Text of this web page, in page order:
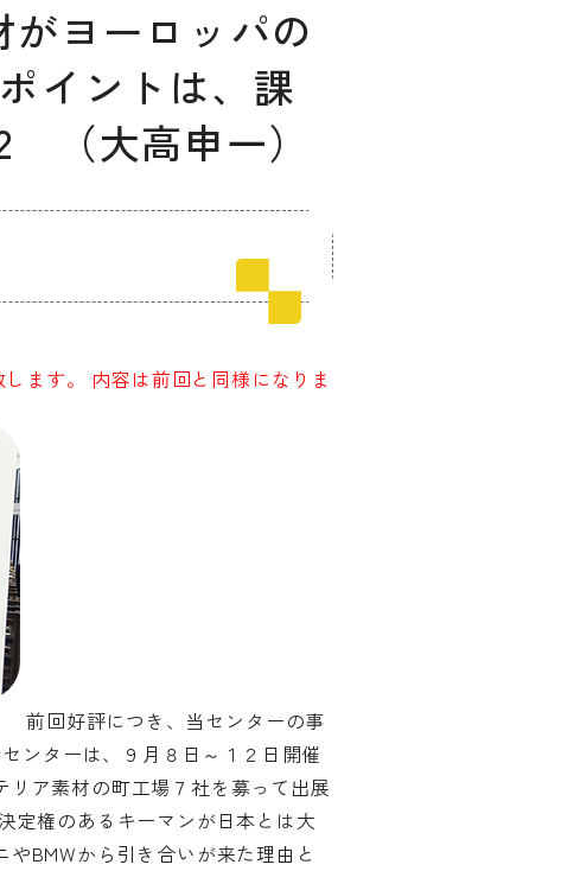
ィングのご相談
サービス
ヨーロッパの
イントは、課
（大高申一）
ます。 内容は前回と同様になりま
前回好評につき、当センターの事
ンターは、９月８日～１２日開催
ア素材の町工場７社を募って出展
定権のあるキーマンが日本とは大
BMWから引き合いが来た理由と